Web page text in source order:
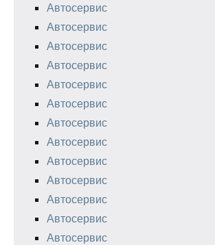
Автосервис
Автосервис
Автосервис
Автосервис
Автосервис
Автосервис
Автосервис
Автосервис
Автосервис
Автосервис
Автосервис
Автосервис
Автосервис